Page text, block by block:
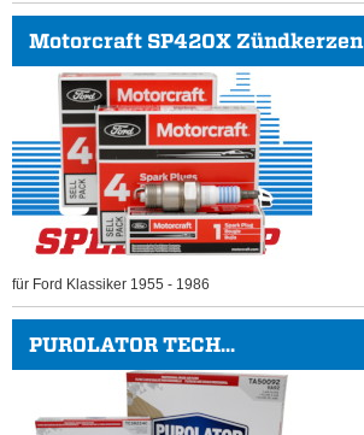
Motorcraft SP420X Zündkerzen
für Ford Klassiker 1955 - 1986
PUROLATOR TECH...